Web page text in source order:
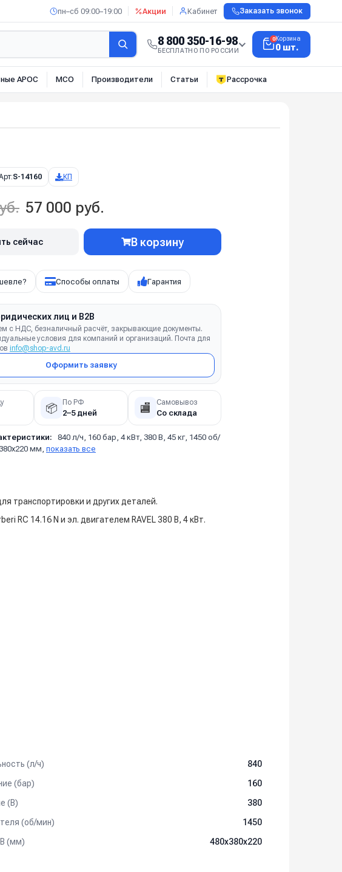
пн–сб 09:00–19:00 Акции Кабинет Заказать звонок
8 800 350-16-98
БЕСПЛАТНО ПО РОССИИ
0Корзина
0 шт.
АРОС МСО Производители Статьи Рассрочка
S-14160 КП
57 000 руб.
сейчас В корзину
Способы оплаты Гарантия
лиц и B2B
с НДС, безналичный расчёт, закрывающие документы.
условия для компаний и организаций. Почта для
info@shop-avd.ru
Оформить заявку
📦 По РФ
2–5 дней 🏬 Самовывоз
Со склада
840 л/ч, 160 бар, 4 кВт, 380 В, 45 кг, 1450 об/
мм, показать все
транспортировки и других деталей.
RC 14.16 N и эл. двигателем RAVEL 380 В, 4 кВт.
(л/ч)
840
(бар)
160
(В)
380
(об/мин)
1450
(мм)
480x380x220